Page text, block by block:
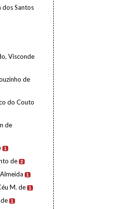
dos Santos
Visconde
de
do Couto
de
1
de 2
1
M. de 1
1